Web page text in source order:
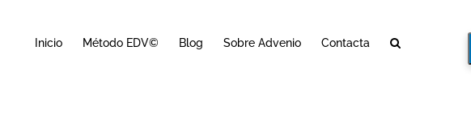
Inicio Método EDV© Blog Sobre Advenio Contacta